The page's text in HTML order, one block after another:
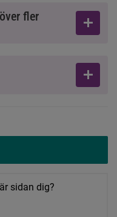
fler
sidan dig?